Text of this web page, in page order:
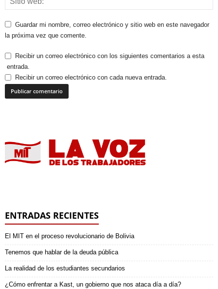
Guardar mi nombre, correo electrónico y sitio web en este navegador
la próxima vez que comente.
Recibir un correo electrónico con los siguientes comentarios a esta
entrada.
Recibir un correo electrónico con cada nueva entrada.
ENTRADAS RECIENTES
El MIT en el proceso revolucionario de Bolivia
Tenemos que hablar de la deuda pública
La realidad de los estudiantes secundarios
¿Cómo enfrentar a Kast, un gobierno que nos ataca día a día?